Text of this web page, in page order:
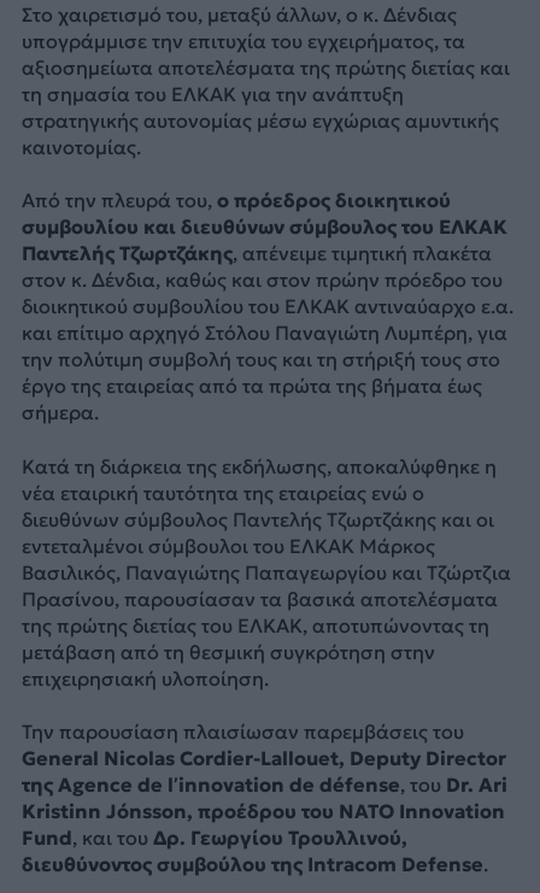
Στο χαιρετισμό του, μεταξύ άλλων, ο κ. Δένδιας
υπογράμμισε την επιτυχία του εγχειρήματος, τα
αξιοσημείωτα αποτελέσματα της πρώτης διετίας και
τη σημασία του ΕΛΚΑΚ για την ανάπτυξη
στρατηγικής αυτονομίας μέσω εγχώριας αμυντικής
καινοτομίας.
Από την πλευρά του, ο πρόεδρος διοικητικού
συμβουλίου και διευθύνων σύμβουλος του ΕΛΚΑΚ
Παντελής Τζωρτζάκης, απένειμε τιμητική πλακέτα
στον κ. Δένδια, καθώς και στον πρώην πρόεδρο του
διοικητικού συμβουλίου του ΕΛΚΑΚ αντιναύαρχο ε.α.
και επίτιμο αρχηγό Στόλου Παναγιώτη Λυμπέρη, για
την πολύτιμη συμβολή τους και τη στήριξή τους στο
έργο της εταιρείας από τα πρώτα της βήματα έως
σήμερα.
Κατά τη διάρκεια της εκδήλωσης, αποκαλύφθηκε η
νέα εταιρική ταυτότητα της εταιρείας ενώ ο
διευθύνων σύμβουλος Παντελής Τζωρτζάκης και οι
εντεταλμένοι σύμβουλοι του ΕΛΚΑΚ Μάρκος
Βασιλικός, Παναγιώτης Παπαγεωργίου και Τζώρτζια
Πρασίνου, παρουσίασαν τα βασικά αποτελέσματα
της πρώτης διετίας του ΕΛΚΑΚ, αποτυπώνοντας τη
μετάβαση από τη θεσμική συγκρότηση στην
επιχειρησιακή υλοποίηση.
Την παρουσίαση πλαισίωσαν παρεμβάσεις του
General Nicolas Cordier-Lallouet, Deputy Director
της Agence de l’innovation de défense, του Dr. Ari
Kristinn Jónsson, προέδρου του NATO Innovation
Fund, και του Δρ. Γεωργίου Τρουλλινού,
διευθύνοντος συμβούλου της Intracom Defense.